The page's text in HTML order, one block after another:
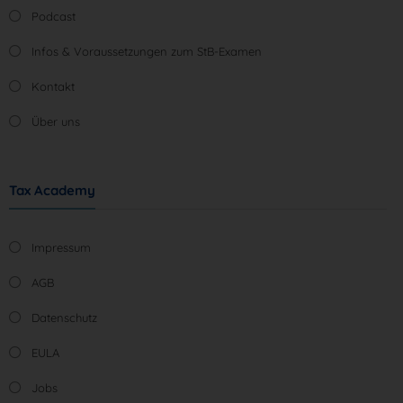
Podcast
Infos & Voraussetzungen zum StB-Examen
Kontakt
Über uns
Tax Academy
Impressum
AGB
Datenschutz
EULA
Jobs